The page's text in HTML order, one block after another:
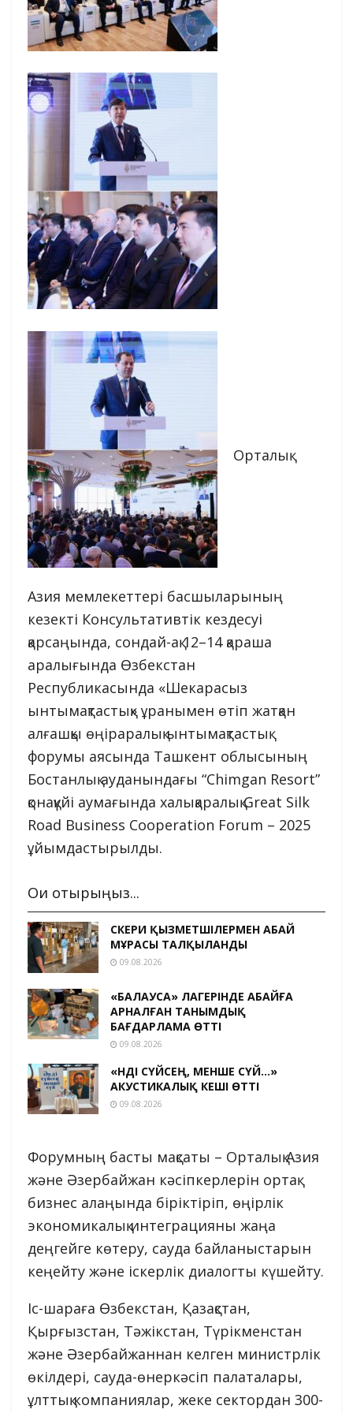
Орталық
Азия мемлекеттері басшыларының
кезекті Консультативтік кездесуі
қарсаңында, сондай-ақ 12–14 қараша
аралығында Өзбекстан
Республикасында «Шекарасыз
ынтымақтастық» ұранымен өтіп жатқан
алғашқы өңіраралық ынтымақтастық
форумы аясында Ташкент облысының
Бостанлық ауданындағы “Chimgan Resort”
қонақүйі аумағында халықаралық Great Silk
Road Business Cooperation Forum – 2025
ұйымдастырылды.
Оқи отырыңыз...
ӘСКЕРИ ҚЫЗМЕТШІЛЕРМЕН АБАЙ
МҰРАСЫ ТАЛҚЫЛАНДЫ
09.08.2026
«БАЛАУСА» ЛАГЕРІНДЕ АБАЙҒА
АРНАЛҒАН ТАНЫМДЫҚ
БАҒДАРЛАМА ӨТТІ
09.08.2026
«ӘНДІ СҮЙСЕҢ, МЕНШЕ СҮЙ…»
АКУСТИКАЛЫҚ КЕШІ ӨТТІ
09.08.2026
Форумның басты мақсаты – Орталық Азия
және Әзербайжан кәсіпкерлерін ортақ
бизнес алаңында біріктіріп, өңірлік
экономикалық интеграцияны жаңа
деңгейге көтеру, сауда байланыстарын
кеңейту және іскерлік диалогты күшейту.
Іс-шараға Өзбекстан, Қазақстан,
Қырғызстан, Тәжікстан, Түрікменстан
және Әзербайжаннан келген министрлік
өкілдері, сауда-өнеркәсіп палаталары,
ұлттық компаниялар, жеке сектордан 300-